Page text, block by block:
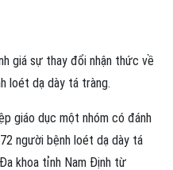
giá sự thay đổi nhận thức về
loét dạ dày tá tràng.
giáo dục một nhóm có đánh
người bệnh loét dạ dày tá
khoa tỉnh Nam Định từ